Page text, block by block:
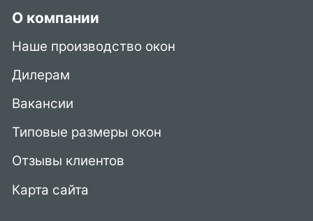
О компании
Наше производство окон
Дилерам
Вакансии
Типовые размеры окон
Отзывы клиентов
Карта сайта